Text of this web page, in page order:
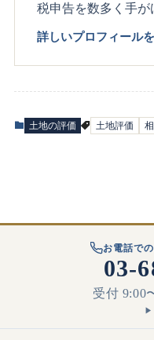
税申告を数多く手が
詳しいプロフィール
土地の評価 土地評価
お電話で
03-
受付 9:00
▶